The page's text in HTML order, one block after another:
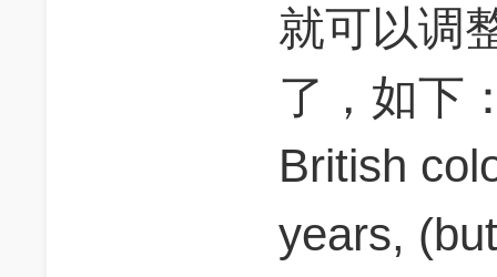
就可以调
了，如下
British
years,